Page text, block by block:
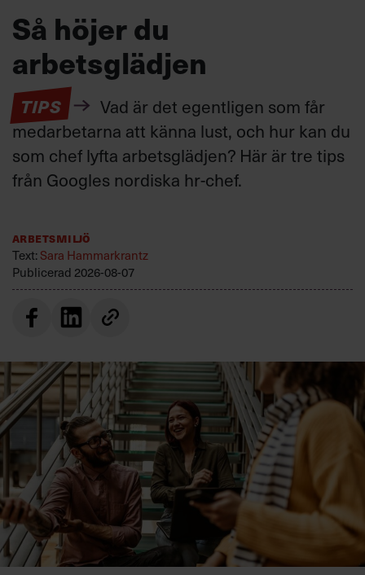
Så höjer du
arbetsglädjen
TIPS
Vad är det egentligen som får
medarbetarna att känna lust, och hur kan du
som chef lyfta arbetsglädjen? Här är tre tips
från Googles nordiska hr-chef.
Arbetsmiljö
Text:Sara Hammarkrantz
Publicerad 2026-08-07